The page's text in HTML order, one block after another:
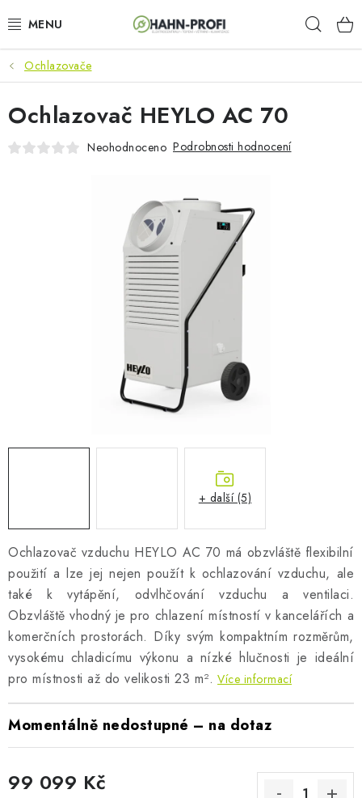
na
KLIMATIZACE
ELEKTROCENTRÁLY
ZAHRADNÍ TECHNIKA
AKUMULAČNÍ KAMNA
OUTLET
Servis Reklamace
Náhradní díly Könner & Söhnen
Reklamační řád
Slovník pojmů
Zpětný odběr elektrozařízení a baterií
Návody
Novinky Blog Reference Katalog
Ochlazovače
Ochlazovač vzduchu HEYLO AC 70 má obzvláště flexibilní
použití a lze jej nejen použít k ochlazování vzduchu, ale
také k vytápění, odvlhčování vzduchu a ventilaci.
Obzvláště vhodný je pro chlazení místností v kancelářích a
komerčních prostorách. Díky svým kompaktním rozměrům,
vysokému chladicímu výkonu a nízké hlučnosti je ideální
pro místnosti až do velikosti 23 m². Více informací
Momentálně nedostupné – na dotaz
99 099 Kč
Ochlazovač HEYLO AC 70
Neohodnoceno Podrobnosti hodnocení
+ další (5)